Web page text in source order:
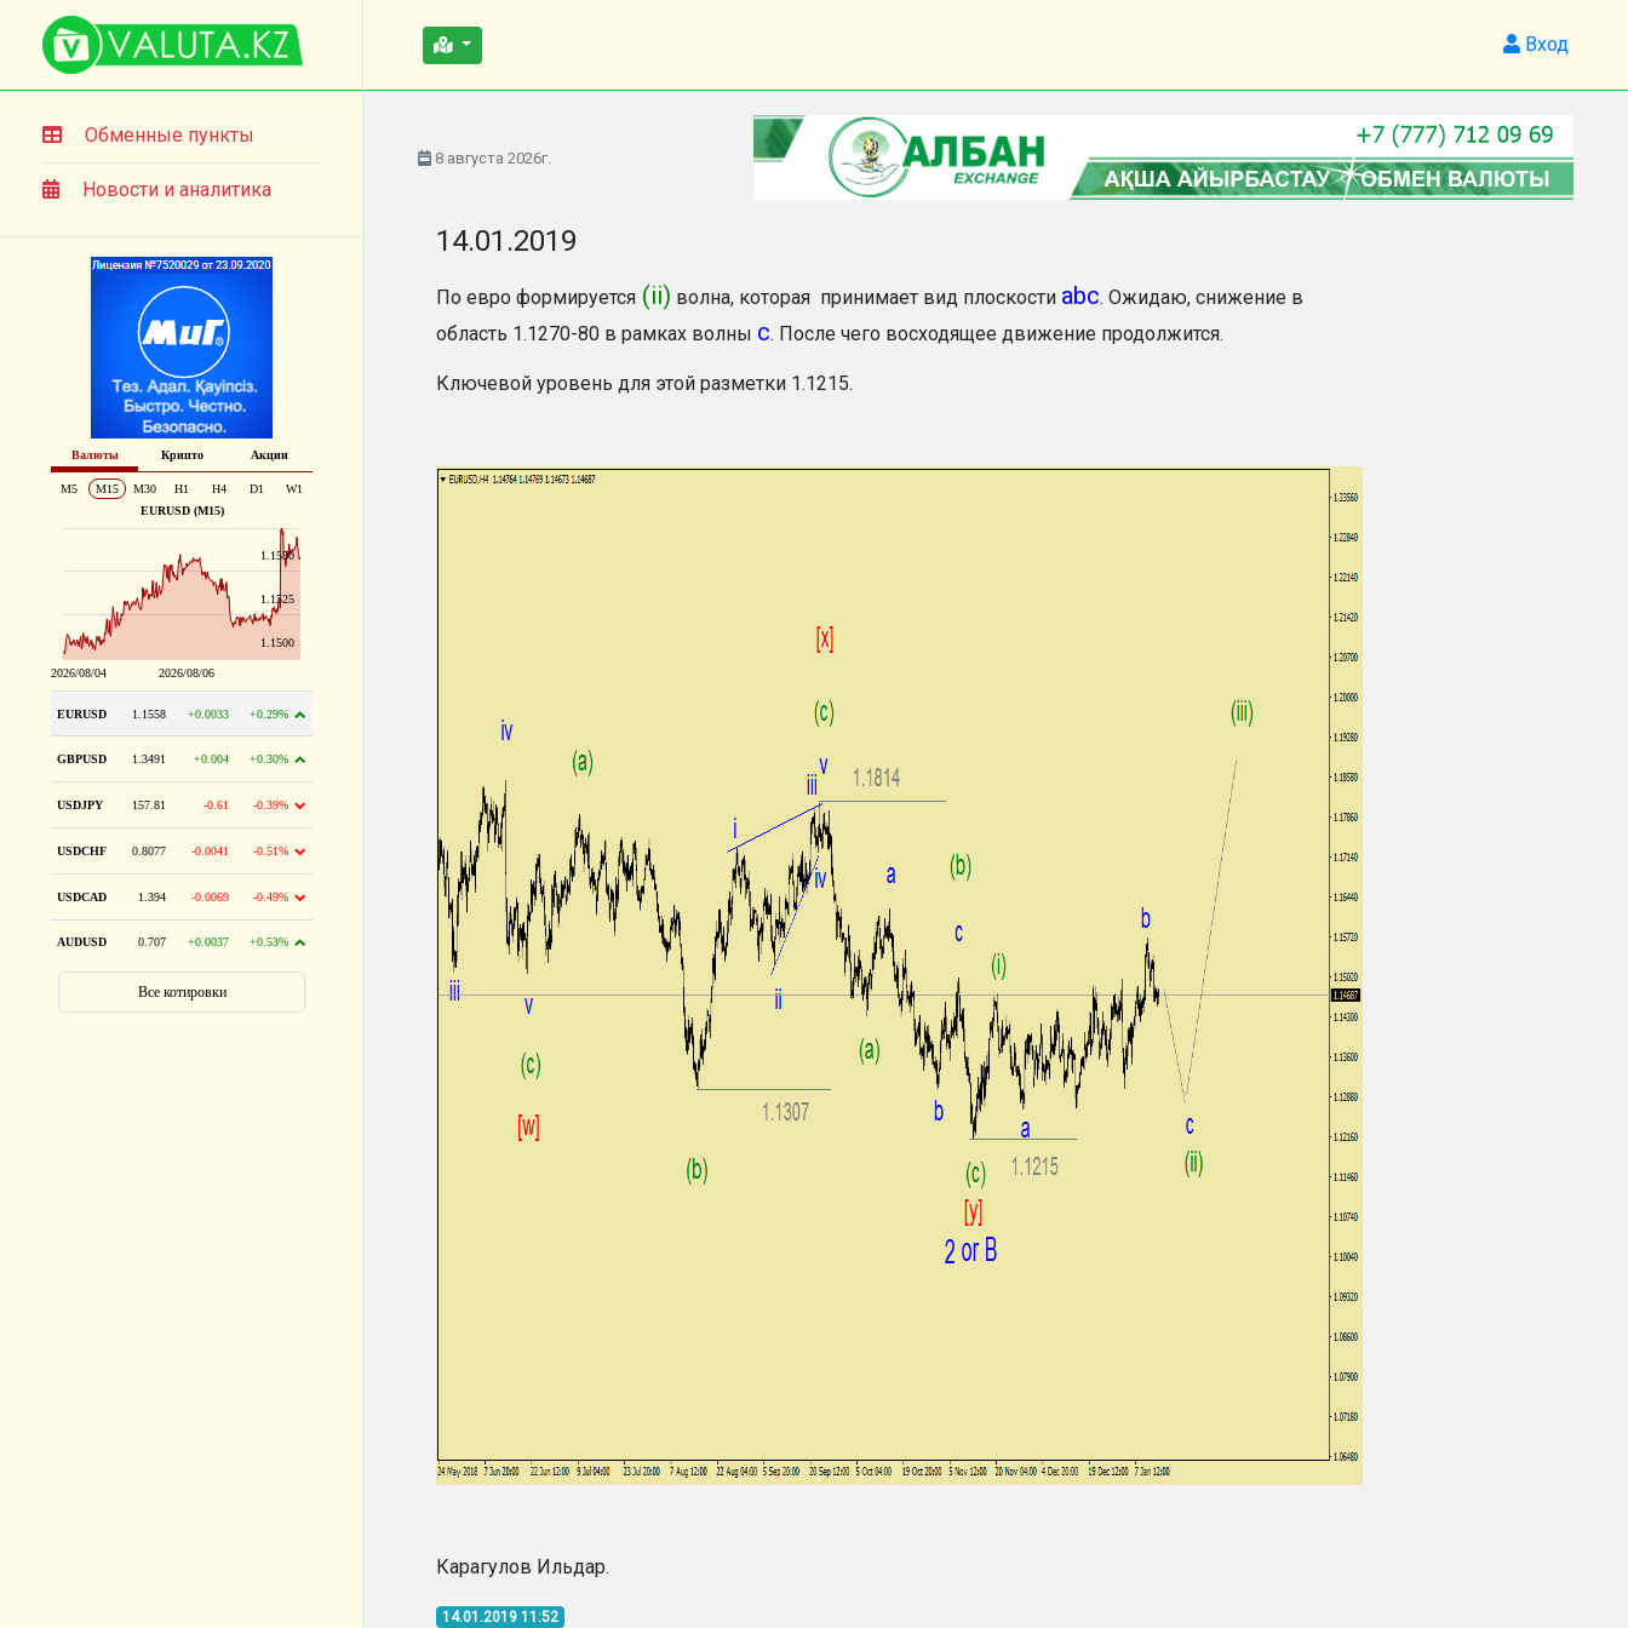
Вход
Обменные пункты
Новости и аналитика
8 августа 2026г.
14.01.2019
По евро формируется (ii) волна, которая принимает вид плоскости abc. Ожидаю, снижение в
область 1.1270-80 в рамках волны с. После чего восходящее движение продолжится.
Ключевой уровень для этой разметки 1.1215.
Карагулов Ильдар.
14.01.2019 11:52